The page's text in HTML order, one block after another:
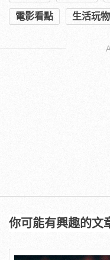
電影看點 生活玩物
你可能有興趣的文